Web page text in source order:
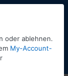
oder ablehnen.
My-Account-